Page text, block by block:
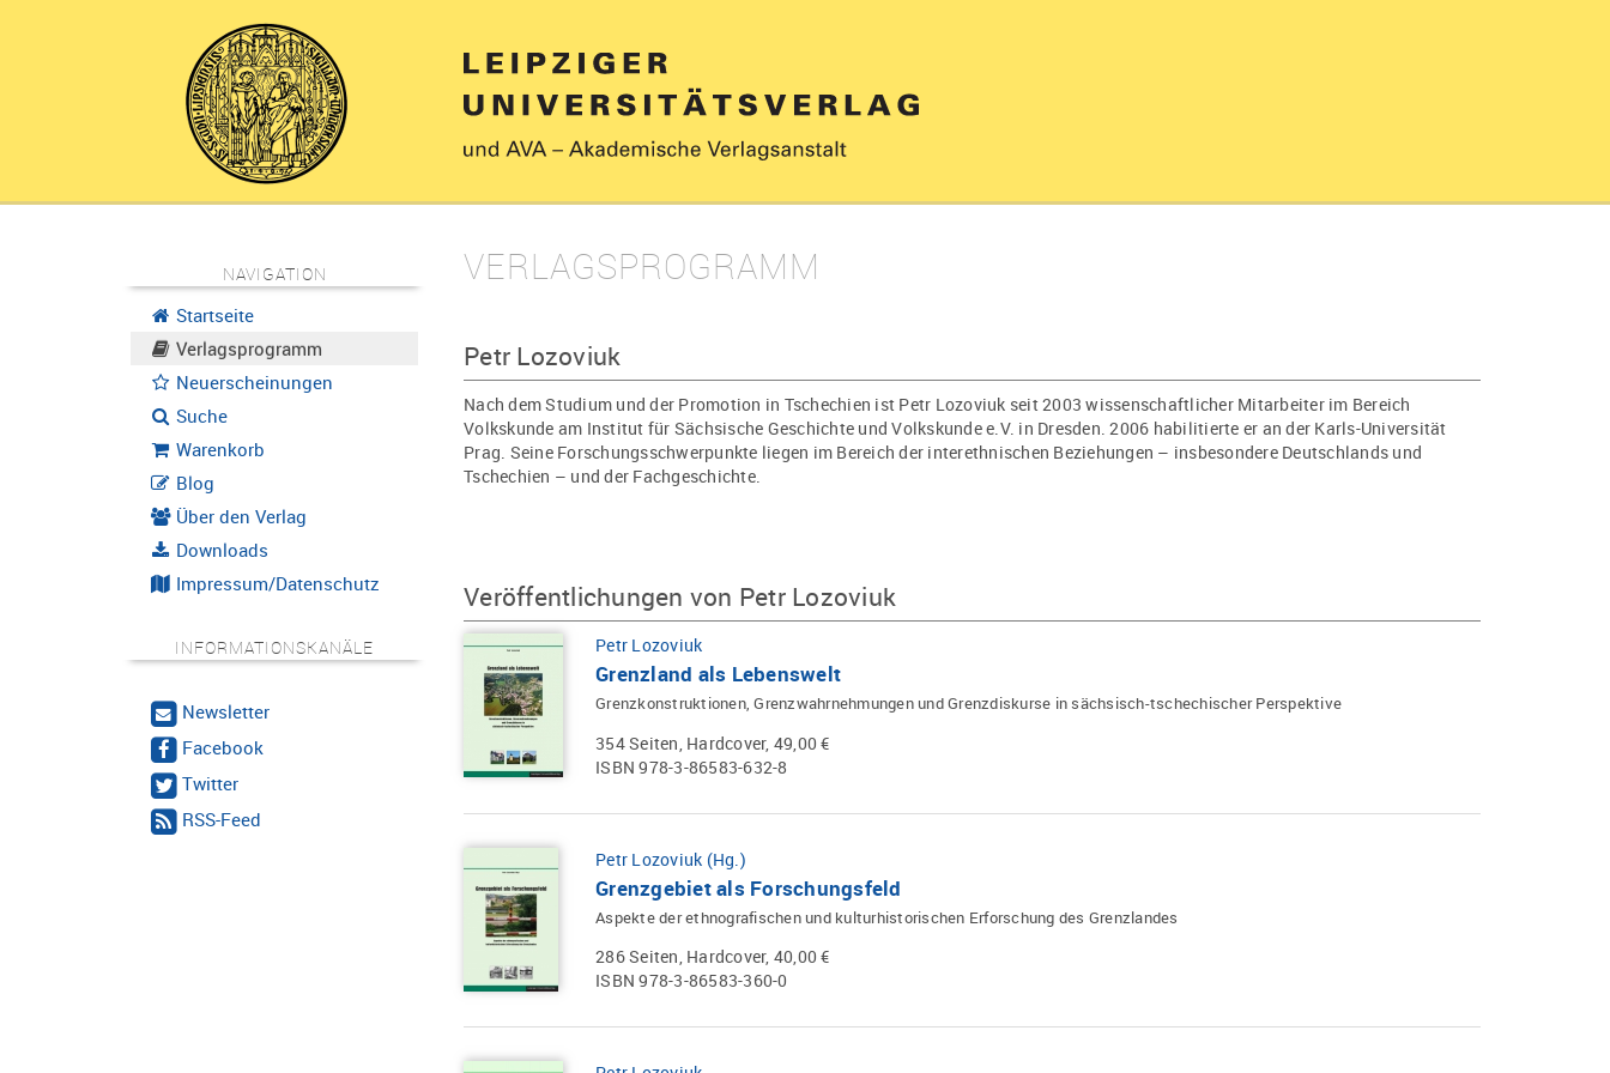
NAVIGATION
Startseite
Verlagsprogramm
Neuerscheinungen
Suche
Warenkorb
Blog
Über den Verlag
Downloads
Impressum/Datenschutz
INFORMATIONSKANÄLE
Newsletter
Facebook
Twitter
RSS-Feed
VERLAGSPROGRAMM
Petr Lozoviuk
Nach dem Studium und der Promotion in Tschechien ist Petr Lozoviuk seit 2003 wissenschaftlicher Mitarbeiter im Bereich
Volkskunde am Institut für Sächsische Geschichte und Volkskunde e.V. in Dresden. 2006 habilitierte er an der Karls-Universität
Prag. Seine Forschungsschwerpunkte liegen im Bereich der interethnischen Beziehungen – insbesondere Deutschlands und
Tschechien – und der Fachgeschichte.
Veröffentlichungen von Petr Lozoviuk
Petr Lozoviuk
Grenzland als Lebenswelt
Grenzkonstruktionen, Grenzwahrnehmungen und Grenzdiskurse in sächsisch-tschechischer Perspektive
354 Seiten, Hardcover, 49,00 €
ISBN 978-3-86583-632-8
Petr Lozoviuk (Hg.)
Grenzgebiet als Forschungsfeld
Aspekte der ethnografischen und kulturhistorischen Erforschung des Grenzlandes
286 Seiten, Hardcover, 40,00 €
ISBN 978-3-86583-360-0